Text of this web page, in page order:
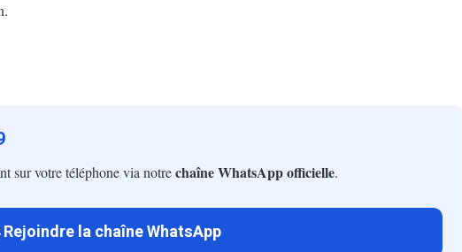
sur votre téléphone via notrechaîne WhatsApp officielle.
Rejoindre la chaîne WhatsApp